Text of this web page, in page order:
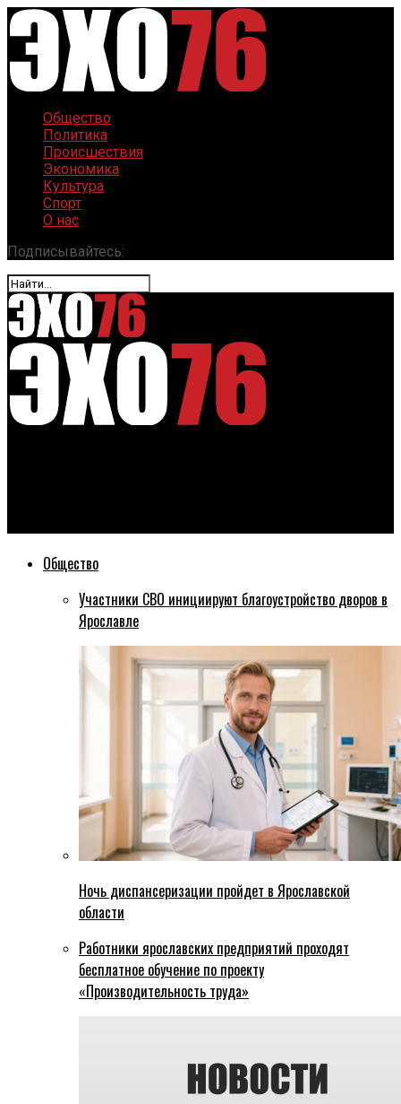
Общество
Политика
Происшествия
Экономика
Культура
Спорт
О нас
Подписывайтесь:
Общество
Участники СВО инициируют благоустройство дворов в
Ярославле
Ночь диспансеризации пройдет в Ярославской
области
Работники ярославских предприятий проходят
бесплатное обучение по проекту
«Производительность труда»